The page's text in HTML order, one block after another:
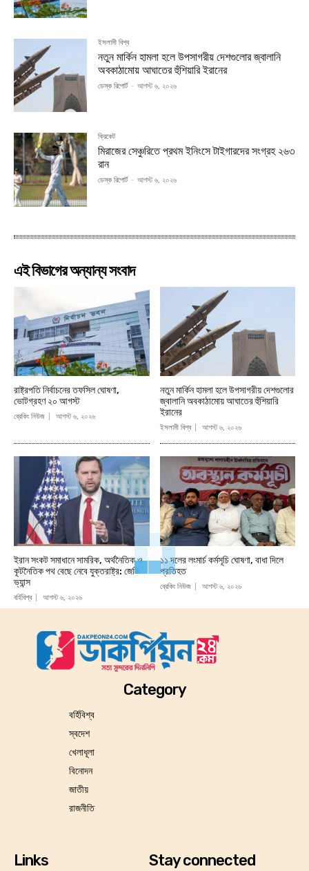
ইসলামী বিশ্ব
নতুন মার্কিন হামলা হলে উপসাগরীয় দেশগুলোর জ্বালানি
অবকাঠামোয় আঘাতের হুঁশিয়ারি ইরানের
ডেস্ক রিপোর্ট - আগস্ট ৬, ২০২৬
ক্রিকেট
মিরাজের সেঞ্চুরিতে প্রথম ইনিংসে টাইগারদের সংগ্রহ ২৬৩
রান
ডেস্ক রিপোর্ট - আগস্ট ৬, ২০২৬
এই বিভাগের অন্যান্য সংবাদ
রাষ্ট্রপতি নির্বাচনের তফসিল ঘোষণা,
ভোটগ্রহণ ২০ আগস্ট
ব্রেকিং নিউজ আগস্ট ৬, ২০২৬
নতুন মার্কিন হামলা হলে উপসাগরীয় দেশগুলোর
জ্বালানি অবকাঠামোয় আঘাতের হুঁশিয়ারি
ইরানের
ইসলামী বিশ্ব আগস্ট ৬, ২০২৬
ইরান সংকট সমাধানে সামরিক, অর্থনৈতিক ও
কূটনৈতিক পথ বেছে নেবে যুক্তরাষ্ট্র: জেডি
ভ্যান্স
বর্হিবিশ্ব আগস্ট ৬, ২০২৬
১১ দলের লংমার্চ কর্মসূচি ঘোষণা, বাধা দিলে
প্রতিহত
ব্রেকিং নিউজ আগস্ট ৬, ২০২৬
Category
বর্হিবিশ্ব
স্বদেশ
খেলাধূলা
বিনোদন
জাতীয়
রাজনীতি
Links Stay connected